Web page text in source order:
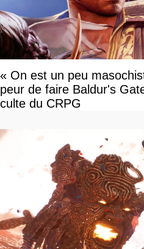
« On est un peu
peur de faire Baldur's
culte du CRPG